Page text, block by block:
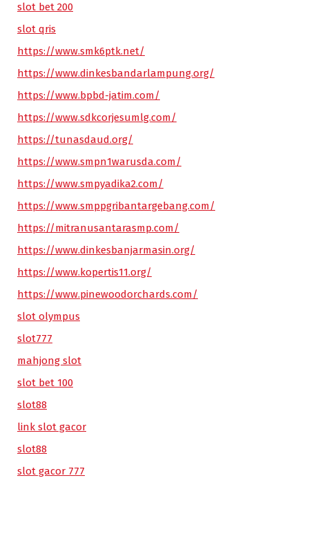
slot bet 200
slot qris
https://www.smk6ptk.net/
https://www.dinkesbandarlampung.org/
https://www.bpbd-jatim.com/
https://www.sdkcorjesumlg.com/
https://tunasdaud.org/
https://www.smpn1warusda.com/
https://www.smpyadika2.com/
https://www.smppgribantargebang.com/
https://mitranusantarasmp.com/
https://www.dinkesbanjarmasin.org/
https://www.kopertis11.org/
https://www.pinewoodorchards.com/
slot olympus
slot777
mahjong slot
slot bet 100
slot88
link slot gacor
slot88
slot gacor 777